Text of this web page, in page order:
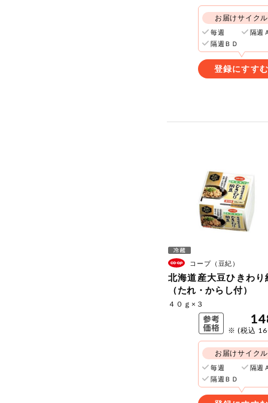
お届けサイクル
毎週
隔週
隔週ＢＤ
登録にすすむ
コープ（豆紀）
北海道産大豆ひきわり
（たれ・からし付）
４０ｇ×３
※ (税込
お届けサイクル
毎週
隔週
隔週ＢＤ